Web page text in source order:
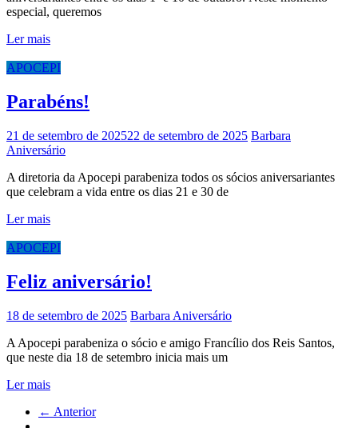
especial, queremos
Ler mais
APOCEPI
Parabéns!
21 de setembro de 202522 de setembro de 2025 Barbara
Aniversário
A diretoria da Apocepi parabeniza todos os sócios aniversariantes
que celebram a vida entre os dias 21 e 30 de
Ler mais
APOCEPI
Feliz aniversário!
18 de setembro de 2025 Barbara Aniversário
A Apocepi parabeniza o sócio e amigo Francílio dos Reis Santos,
que neste dia 18 de setembro inicia mais um
Ler mais
← Anterior